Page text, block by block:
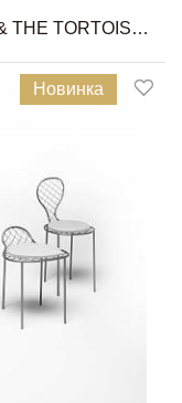
ЖУРНАЛЬНЫЙ СТОЛИК RABBIT & THE TORTOISE COLLECTION LIVING DIVANI
Новинка